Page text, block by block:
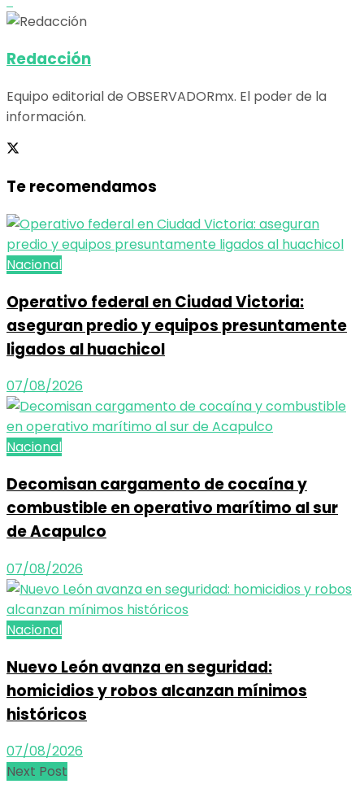
Redacción
Equipo editorial de OBSERVADORmx. El poder de la
información.
Te recomendamos
Nacional
Operativo federal en Ciudad Victoria:
aseguran predio y equipos presuntamente
ligados al huachicol
07/08/2026
Nacional
Decomisan cargamento de cocaína y
combustible en operativo marítimo al sur
de Acapulco
07/08/2026
Nacional
Nuevo León avanza en seguridad:
homicidios y robos alcanzan mínimos
históricos
07/08/2026
Next Post